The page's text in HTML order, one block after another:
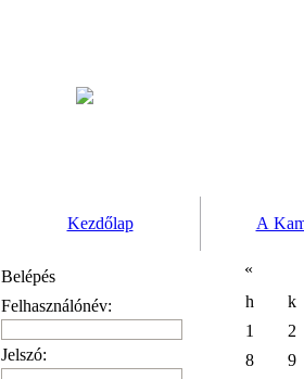
Kezdőlap A
Belépés
Felhasználónév:
Jelszó:
«
h
k
1
2
8
9